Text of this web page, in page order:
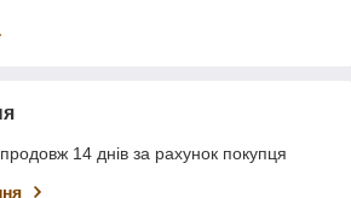
14 днів за рахунок покупця